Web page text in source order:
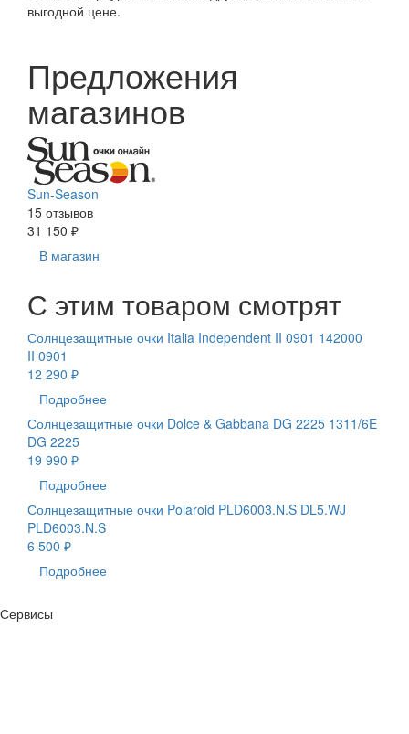
выгодной цене.
Предложения
магазинов
Sun-Season
15 отзывов
31 150 ₽
В магазин
С этим товаром смотрят
Солнцезащитные очки Italia Independent II 0901 142000
II 0901
12 290 ₽
Подробнее
Солнцезащитные очки Dolce & Gabbana DG 2225 1311/6E
DG 2225
19 990 ₽
Подробнее
Солнцезащитные очки Polaroid PLD6003.N.S DL5.WJ
PLD6003.N.S
6 500 ₽
Подробнее
Сервисы